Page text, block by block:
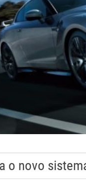
o novo